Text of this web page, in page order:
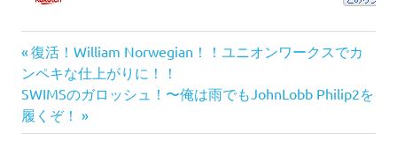
投
稿
ナ
前
の
記
事:
復活！William Norwegian！！ユニオンワークスでカ
ンペキな仕上がりに！！
次
の
記
SWIMSのガロッシュ！〜俺は雨でもJohnLobb Philip2を
履くぞ！